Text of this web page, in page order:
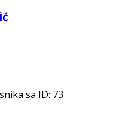
sa ID: 73